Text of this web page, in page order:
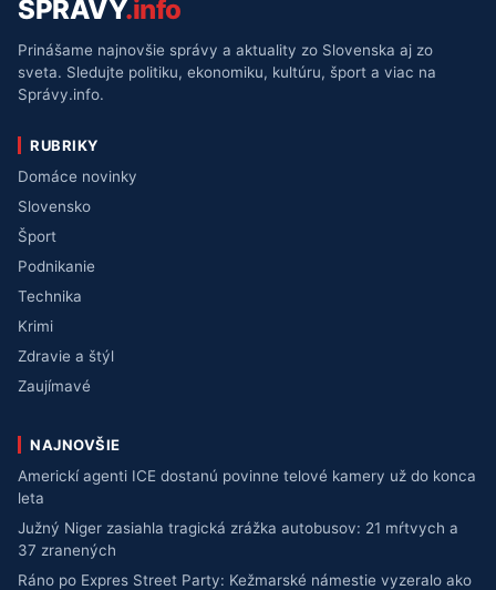
SPRÁVY.info
Prinášame najnovšie správy a aktuality zo Slovenska aj zo
sveta. Sledujte politiku, ekonomiku, kultúru, šport a viac na
Správy.info.
RUBRIKY
Domáce novinky
Slovensko
Šport
Podnikanie
Technika
Krimi
Zdravie a štýl
Zaujímavé
NAJNOVŠIE
Americkí agenti ICE dostanú povinne telové kamery už do konca
leta
Južný Niger zasiahla tragická zrážka autobusov: 21 mŕtvych a
37 zranených
Ráno po Expres Street Party: Kežmarské námestie vyzeralo ako